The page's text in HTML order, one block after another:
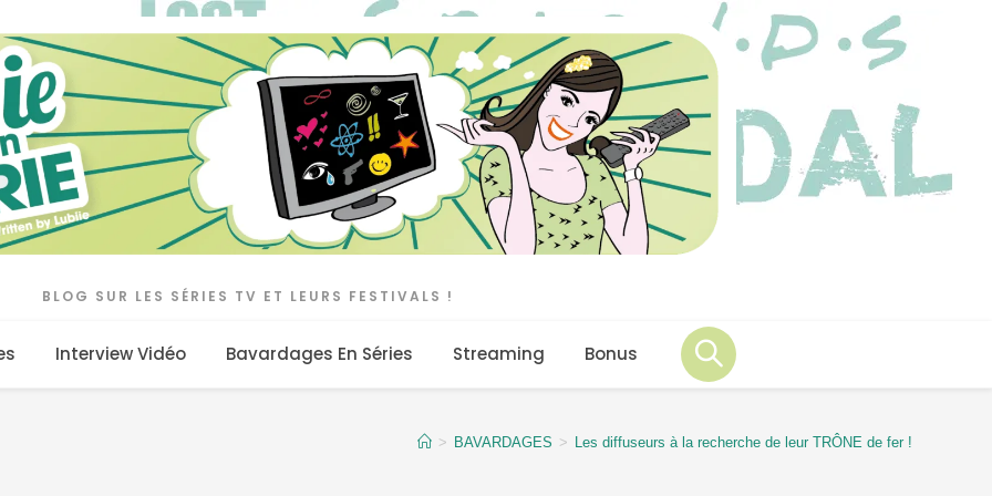
BLOG SUR LES SÉRIES TV ET LEURS FESTIVALS !
Interview Vidéo Bavardages En Séries Streaming Bonus
> BAVARDAGES > Les diffuseurs à la recherche de leur TRÔNE de fer !